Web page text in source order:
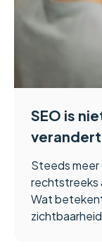
SEO is
Steeds meer
rechtstreeks
Wat